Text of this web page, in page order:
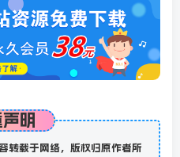
明
转载于网络，版权归原作者所